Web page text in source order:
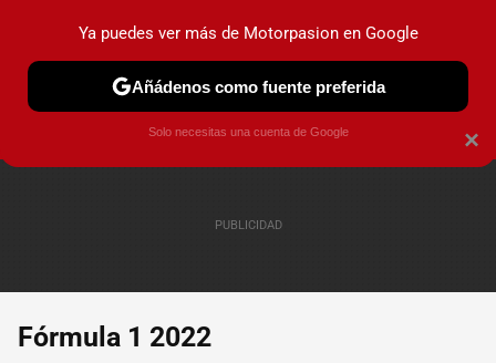
PRUEBAS COCHES ELÉCTRICOS OBSERVATORIO
Fórmula 1 2022
×
Ya puedes ver más de Motorpasion en Google
Añádenos como fuente preferida
Solo necesitas una cuenta de Google